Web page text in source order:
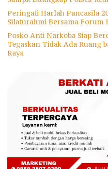
Peringati Harlah Pancasila
Silaturahmi Bersama Forum
Posko Anti Narkoba Siap
Tegaskan Tidak Ada Ruang
Raya